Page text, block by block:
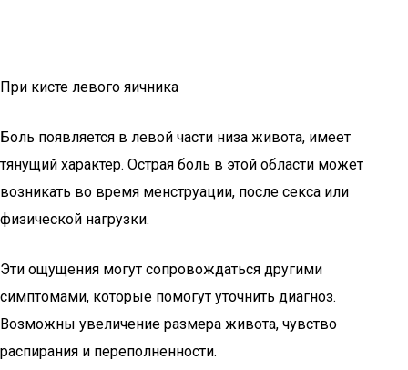
При кисте левого яичника
Боль появляется в левой части низа живота, имеет
тянущий характер. Острая боль в этой области может
возникать во время менструации, после секса или
физической нагрузки.
Эти ощущения могут сопровождаться другими
симптомами, которые помогут уточнить диагноз.
Возможны увеличение размера живота, чувство
распирания и переполненности.